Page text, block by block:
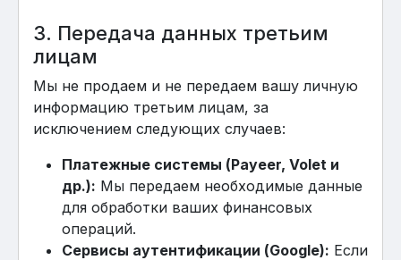
3. Передача данных третьим
лицам
Мы не продаем и не передаем вашу личную
информацию третьим лицам, за
исключением следующих случаев:
Платежные системы (Payeer, Volet и
др.): Мы передаем необходимые данные
для обработки ваших финансовых
операций.
Сервисы аутентификации (Google): Если